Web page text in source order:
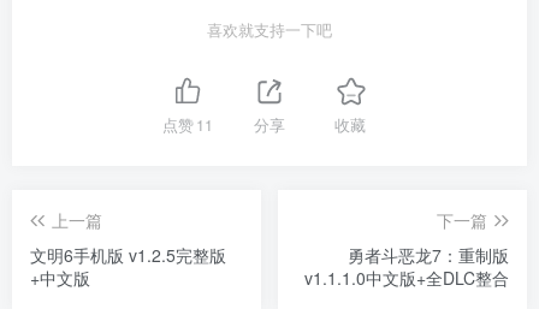
喜欢就支持一下吧
点赞11 分享 收藏
上一篇
文明6手机版 v1.2.5完整版
+中文版
下一篇
勇者斗恶龙7：重制版
v1.1.1.0中文版+全DLC整合